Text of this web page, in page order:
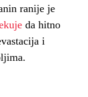
ranije je
da hitno
i